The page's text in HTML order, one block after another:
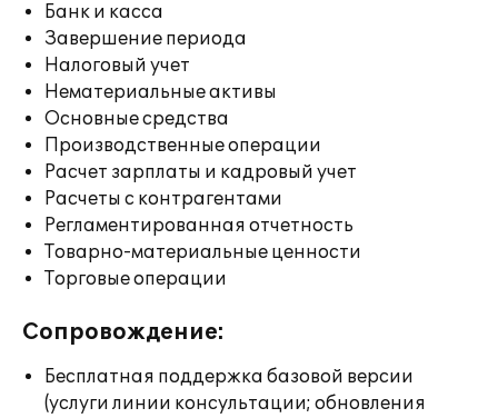
Банк и касса
Завершение периода
Налоговый учет
Нематериальные активы
Основные средства
Производственные операции
Расчет зарплаты и кадровый учет
Расчеты с контрагентами
Регламентированная отчетность
Товарно-материальные ценности
Торговые операции
Сопровождение:
Бесплатная поддержка базовой версии
(услуги линии консультации; обновления